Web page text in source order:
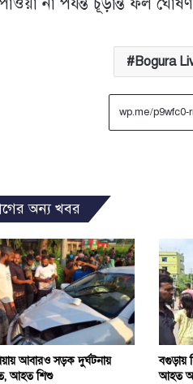
Bogura
অন্য খবর
আবারও সড়ক দুর্ঘটনায়
আহত শিশু
বগুড়ায়
আহত